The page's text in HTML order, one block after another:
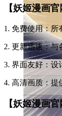
【妖姬漫画
1. 免费使用：所
2. 更新迅速：
3. 界面友好：设
4. 高清画质：提
【妖姬漫画